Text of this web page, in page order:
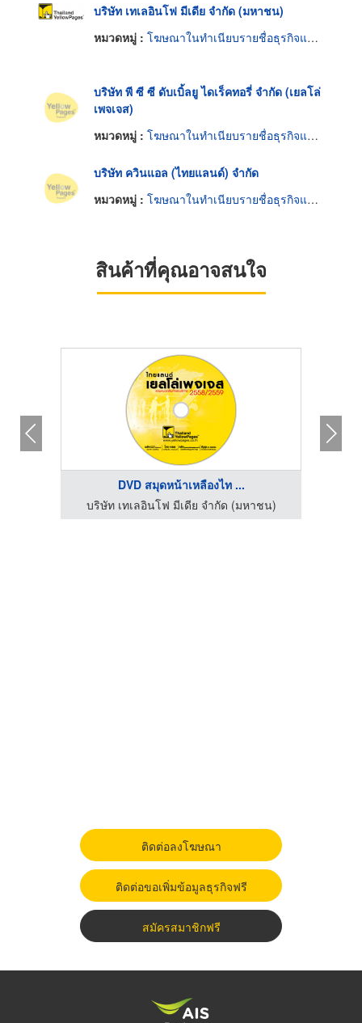
บริษัท เทเลอินโฟ มีเดีย จำกัด (มหาชน)
หมวดหมู่ : โฆษณาในทำเนียบรายชื่อธุรกิจและหนังสือคู่มือ
บริษัท พี ซี ซี ดับเบิ้ลยู ไดเร็คทอรี่ จำกัด (เยลโล่
เพจเจส)
หมวดหมู่ : โฆษณาในทำเนียบรายชื่อธุรกิจและหนังสือคู่มือ
บริษัท ควินแอล (ไทยแลนด์) จำกัด
หมวดหมู่ : โฆษณาในทำเนียบรายชื่อธุรกิจและหนังสือคู่มือ
สินค้าที่คุณอาจสนใจ
DVD สมุดหน้าเหลืองไท ...
บริษัท เทเลอินโฟ มีเดีย จำกัด (มหาชน)
ติดต่อลงโฆษณา
ติดต่อขอเพิ่มข้อมูลธุรกิจฟรี
สมัครสมาชิกฟรี